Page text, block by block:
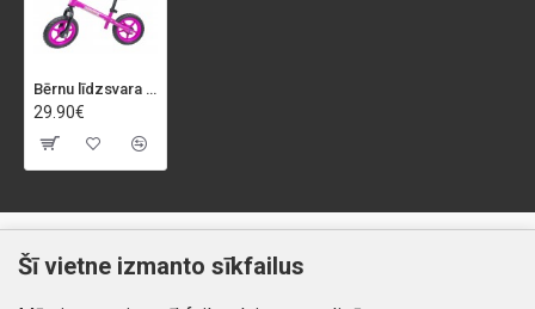
Bērnu līdzsvara velosipēds 10" "UNICORN", rozā/melns
29.90€
Klientiem
Kontakti
Piegāde un apmaksa
Šī vietne izmanto sīkfailus